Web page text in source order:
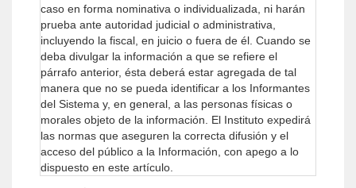
caso en forma nominativa o individualizada, ni harán
prueba ante autoridad judicial o administrativa,
incluyendo la fiscal, en juicio o fuera de él. Cuando se
deba divulgar la información a que se refiere el
párrafo anterior, ésta deberá estar agregada de tal
manera que no se pueda identificar a los Informantes
del Sistema y, en general, a las personas físicas o
morales objeto de la información.
El Instituto expedirá
las normas que aseguren la correcta difusión y el
acceso del público a la Información, con apego a lo
dispuesto en este artículo.